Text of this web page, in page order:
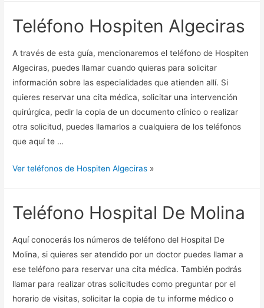
Teléfono Hospiten Algeciras
A través de esta guía, mencionaremos el teléfono de Hospiten
Algeciras, puedes llamar cuando quieras para solicitar
información sobre las especialidades que atienden allí. Si
quieres reservar una cita médica, solicitar una intervención
quirúrgica, pedir la copia de un documento clínico o realizar
otra solicitud, puedes llamarlos a cualquiera de los teléfonos
que aquí te …
Ver teléfonos de Hospiten Algeciras »
Teléfono Hospital De Molina
Aquí conocerás los números de teléfono del Hospital De
Molina, si quieres ser atendido por un doctor puedes llamar a
ese teléfono para reservar una cita médica. También podrás
llamar para realizar otras solicitudes como preguntar por el
horario de visitas, solicitar la copia de tu informe médico o